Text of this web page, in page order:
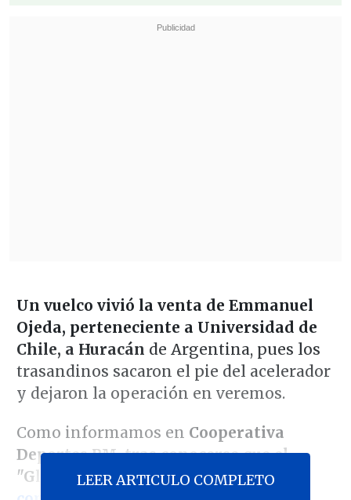
Un vuelco vivió la venta de Emmanuel
Ojeda, perteneciente a Universidad de
Chile, a Huracán de Argentina, pues los
trasandinos sacaron el pie del acelerador
y dejaron la operación en veremos.
Como informamos en Cooperativa
Deportes PM,tras conocerse que el
"Globo"iba a ejecutar la opción de
LEER ARTICULO COMPLETO